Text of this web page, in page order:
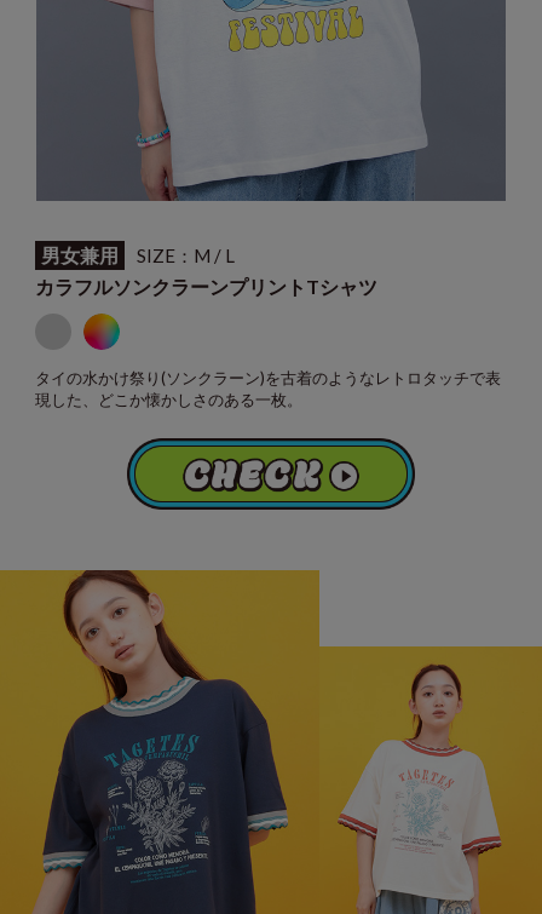
男女兼用 SIZE：M / L
カラフルソンクラーンプリントTシャツ
タイの水かけ祭り(ソンクラーン)を古着のようなレトロタッチで表
現した、どこか懐かしさのある一枚。